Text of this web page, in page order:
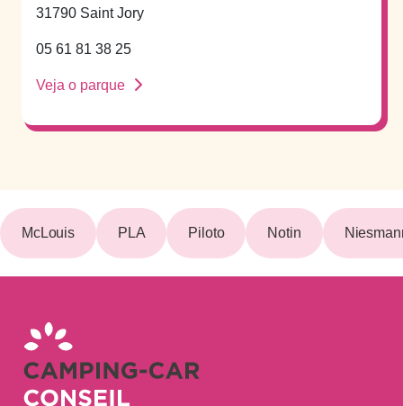
31790 Saint Jory
05 61 81 38 25
Veja o parque
McLouis PLA Piloto Notin